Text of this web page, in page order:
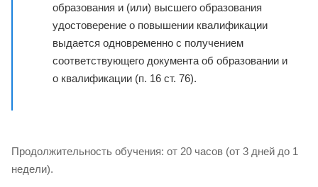
образования и (или) высшего образования
удостоверение о повышении квалификации
выдается одновременно с получением
соответствующего документа об образовании и
о квалификации (п. 16 ст. 76).
Продолжительность обучения: от 20 часов (от 3 дней до 1
недели).